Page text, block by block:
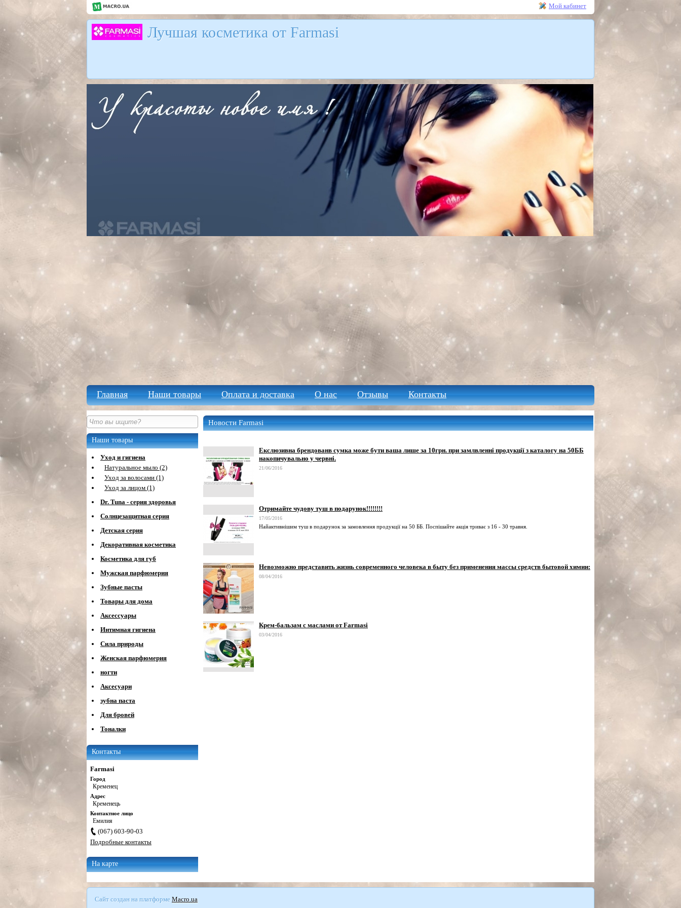
Мой кабинет
Лучшая косметика от Farmasi
Главная Наши товары Оплата и доставка О нас Отзывы Контакты
Наши товары
Уход и гигиена
Натуральное мыло (2)
Уход за волосами (1)
Уход за лицом (1)
Dr. Tuna - серия здоровья
Солнцезащитная серия
Детская серия
Декоративная косметика
Косметика для губ
Мужская парфюмерия
Зубные пасты
Товары для дома
Аксессуары
Интимная гигиена
Сила природы
Женская парфюмерия
ногти
Аксесуари
зубна паста
Для бровей
Тоналки
Контакты
Farmasi
Город
Кременец
Адрес
Кременець
Контактное лицо
Емилия
(067) 603-90-03
Подробные контакты
На карте
Новости Farmasi
Екслюзивна брендованв сумка може бути ваша лише за 10грн. при замлвленні продукції з каталогу на 50ББ
накопичувально у червні.
21/06/2016
Отримайте чудову туш в подарунок!!!!!!!!
17/05/2016
Найактивнішим туш в подарунок за замовлення продукції на 50 ББ. Поспішайте акція триває з 16 - 30 травня.
Невозможно представить жизнь современного человека в быту без применения массы средств бытовой химии:
08/04/2016
Крем-бальзам с маслами от Farmasi
03/04/2016
Сайт создан на платформе Macro.ua